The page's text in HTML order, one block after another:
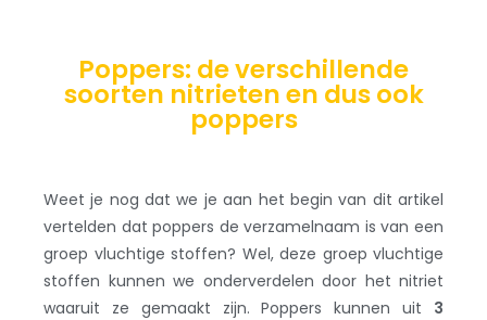
Poppers: de verschillende
soorten nitrieten en dus ook
poppers
Weet je nog dat we je aan het begin van dit artikel
vertelden dat poppers de verzamelnaam is van een
groep vluchtige stoffen? Wel, deze groep vluchtige
stoffen kunnen we onderverdelen door het nitriet
waaruit ze gemaakt zijn. Poppers kunnen uit 3